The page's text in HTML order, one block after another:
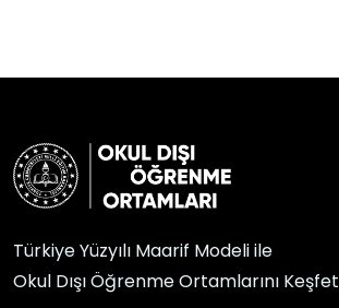
Türkiye Yüzyılı Maarif Modeli ile
Okul Dışı Öğrenme Ortamlarını Keşfet